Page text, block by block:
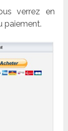
verrez en
paiement.